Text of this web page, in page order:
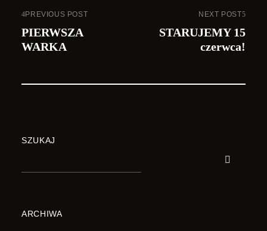
PREVIOUS POST
PIERWSZA
WARKA
NEXT POST
STARUJEMY 15
czerwca!
SZUKAJ
ARCHIWA